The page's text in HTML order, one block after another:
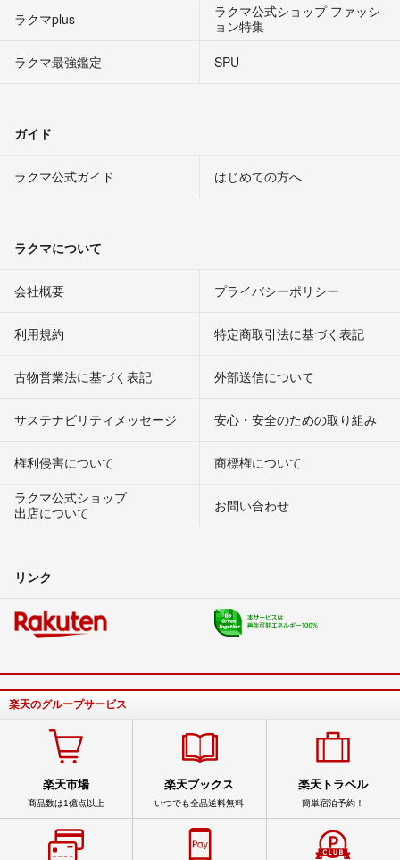
ラクマplus
ラクマ公式ショップ ファッシ
ョン特集
ラクマ最強鑑定
SPU
ガイド
ラクマ公式ガイド はじめての方へ
ラクマについて
会社概要 プライバシーポリシー
利用規約 特定商取引法に基づく表記
古物営業法に基づく表記 外部送信について
サステナビリティメッセージ 安心・安全のための取り組み
権利侵害について
商標権について
ラクマ公式ショップ
出店について
お問い合わせ
リンク
楽天のグループサービス
楽天市場
商品数は1億点以上
楽天ブックス
いつでも全品送料無料
楽天トラベル
簡単宿泊予約！